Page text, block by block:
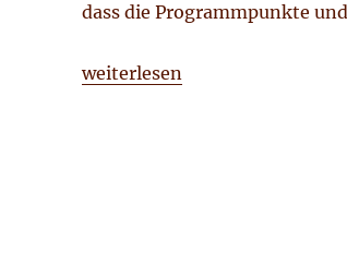
dass die Programmpunkte
„Hochzeitsmoderation in
weiterlesen